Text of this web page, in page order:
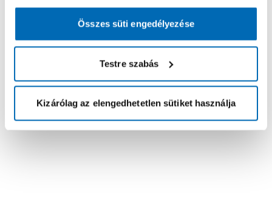
Összes süti engedélyezése
Testre szabás
Kizárólag az elengedhetetlen sütiket használja